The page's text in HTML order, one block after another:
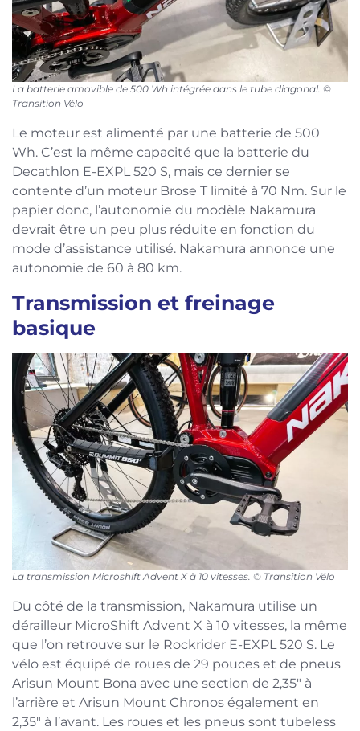
La batterie amovible de 500 Wh intégrée dans le tube diagonal. ©
Transition Vélo
Le moteur est alimenté par une batterie de 500
Wh. C’est la même capacité que la batterie du
Decathlon E-EXPL 520 S, mais ce dernier se
contente d’un moteur Brose T limité à 70 Nm. Sur le
papier donc, l’autonomie du modèle Nakamura
devrait être un peu plus réduite en fonction du
mode d’assistance utilisé. Nakamura annonce une
autonomie de 60 à 80 km.
Transmission et freinage
basique
La transmission Microshift Advent X à 10 vitesses. © Transition Vélo
Du côté de la transmission, Nakamura utilise un
dérailleur MicroShift Advent X à 10 vitesses, la même
que l’on retrouve sur le Rockrider E-EXPL 520 S. Le
vélo est équipé de roues de 29 pouces et de pneus
Arisun Mount Bona avec une section de 2,35″ à
l’arrière et Arisun Mount Chronos également en
2,35″ à l’avant. Les roues et les pneus sont tubeless